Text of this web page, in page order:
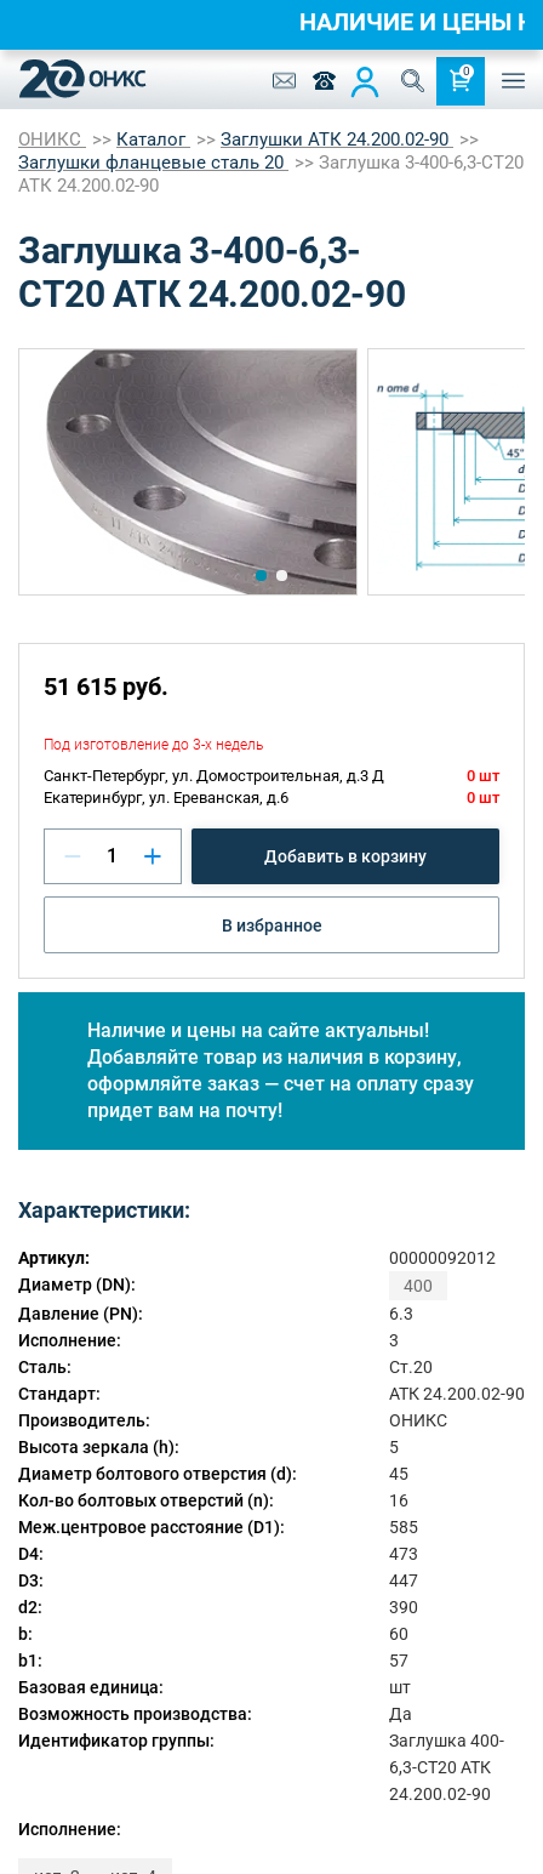
0
ОНИКС Каталог
Заглушки АТК 24.200.02-90
Заглушки фланцевые сталь 20
Заглушка 3-400-6,3-СТ20
АТК 24.200.02-90
Заглушка 3-400-6,3-
СТ20 АТК 24.200.02-90
51 615 руб.
Под изготовление до 3-х недель
Санкт-Петербург, ул. Домостроительная, д.3 Д
0 шт
Екатеринбург, ул. Ереванская, д.6
0 шт
Добавить в корзину
В избранное
Наличие и цены на сайте актуальны!
Добавляйте товар из наличия в корзину,
оформляйте заказ — счет на оплату сразу
придет вам на почту!
Характеристики:
Артикул:
00000092012
Диаметр (DN):
400
Давление (PN):
6.3
Исполнение:
3
Сталь:
Ст.20
Стандарт:
АТК 24.200.02-90
Производитель:
ОНИКС
Высота зеркала (h):
5
Диаметр болтового отверстия (d):
45
Кол-во болтовых отверстий (n):
16
Меж.центровое расстояние (D1):
585
D4:
473
D3:
447
d2:
390
b:
60
b1:
57
Базовая единица:
шт
Возможность производства:
Да
Идентификатор группы:
Заглушка 400-
6,3-СТ20 АТК
24.200.02-90
Исполнение:
НАЛИЧИЕ И